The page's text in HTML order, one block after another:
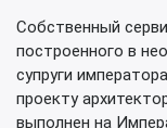
Собственный
построенного в
супруги
проекту
выполнен на